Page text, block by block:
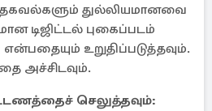
துல்லியமானவை
டிஜிட்டல் புகைப்படம்
உறுதிப்படுத்தவும்.
அச்சிடவும்.
செலுத்தவும்: